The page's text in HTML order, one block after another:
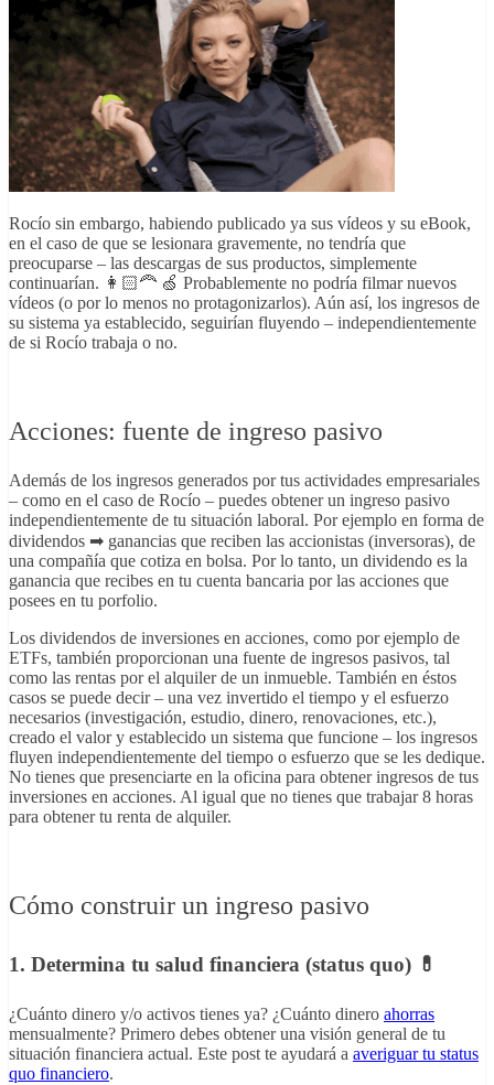
Rocío sin embargo, habiendo publicado ya sus vídeos y su eBook,
en el caso de que se lesionara gravemente, no tendría que
preocuparse – las descargas de sus productos, simplemente
continuarían. 👩🏻‍🦰 🍏 Probablemente no podría filmar nuevos
vídeos (o por lo menos no protagonizarlos). Aún así, los ingresos de
su sistema ya establecido, seguirían fluyendo – independientemente
de si Rocío trabaja o no.
Acciones: fuente de ingreso pasivo
Además de los ingresos generados por tus actividades empresariales
– como en el caso de Rocío – puedes obtener un ingreso pasivo
independientemente de tu situación laboral. Por ejemplo en forma de
dividendos ➡ ganancias que reciben las accionistas (inversoras), de
una compañía que cotiza en bolsa. Por lo tanto, un dividendo es la
ganancia que recibes en tu cuenta bancaria por las acciones que
posees en tu porfolio.
Los dividendos de inversiones en acciones, como por ejemplo de
ETFs, también proporcionan una fuente de ingresos pasivos, tal
como las rentas por el alquiler de un inmueble. También en éstos
casos se puede decir – una vez invertido el tiempo y el esfuerzo
necesarios (investigación, estudio, dinero, renovaciones, etc.),
creado el valor y establecido un sistema que funcione – los ingresos
fluyen independientemente del tiempo o esfuerzo que se les dedique.
No tienes que presenciarte en la oficina para obtener ingresos de tus
inversiones en acciones. Al igual que no tienes que trabajar 8 horas
para obtener tu renta de alquiler.
Cómo construir un ingreso pasivo
1. Determina tu salud financiera (status quo) 💊
¿Cuánto dinero y/o activos tienes ya? ¿Cuánto dinero ahorras
mensualmente? Primero debes obtener una visión general de tu
situación financiera actual. Este post te ayudará a averiguar tu status
quo financiero.